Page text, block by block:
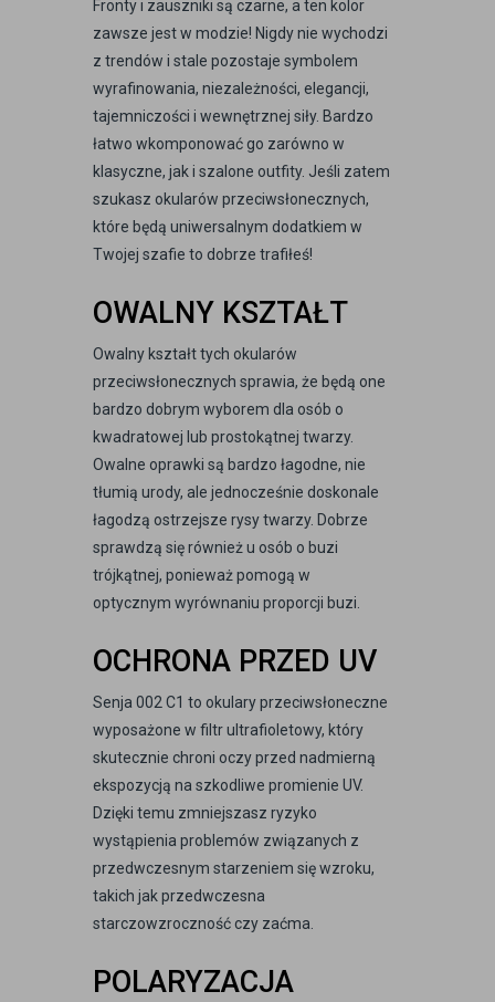
Fronty i zauszniki są czarne, a ten kolor
zawsze jest w modzie! Nigdy nie wychodzi
z trendów i stale pozostaje symbolem
wyrafinowania, niezależności, elegancji,
tajemniczości i wewnętrznej siły. Bardzo
łatwo wkomponować go zarówno w
klasyczne, jak i szalone outfity. Jeśli zatem
szukasz okularów przeciwsłonecznych,
które będą uniwersalnym dodatkiem w
Twojej szafie to dobrze trafiłeś!
OWALNY KSZTAŁT
Owalny kształt tych okularów
przeciwsłonecznych sprawia, że będą one
bardzo dobrym wyborem dla osób o
kwadratowej lub prostokątnej twarzy.
Owalne oprawki są bardzo łagodne, nie
tłumią urody, ale jednocześnie doskonale
łagodzą ostrzejsze rysy twarzy. Dobrze
sprawdzą się również u osób o buzi
trójkątnej, ponieważ pomogą w
optycznym wyrównaniu proporcji buzi.
OCHRONA PRZED UV
Senja 002 C1 to okulary przeciwsłoneczne
wyposażone w filtr ultrafioletowy, który
skutecznie chroni oczy przed nadmierną
ekspozycją na szkodliwe promienie UV.
Dzięki temu zmniejszasz ryzyko
wystąpienia problemów związanych z
przedwczesnym starzeniem się wzroku,
takich jak przedwczesna
starczowzroczność czy zaćma.
POLARYZACJA